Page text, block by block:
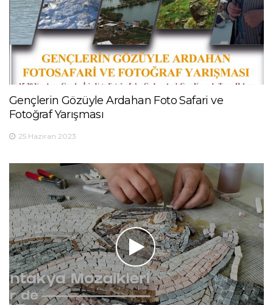
Gençlerin Gözüyle Ardahan Foto Safari ve
Fotoğraf Yarışması
25 Haziran 2023